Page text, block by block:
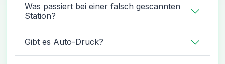
Was passiert bei einer falsch gescannten
Station?
Gibt es Auto-Druck?